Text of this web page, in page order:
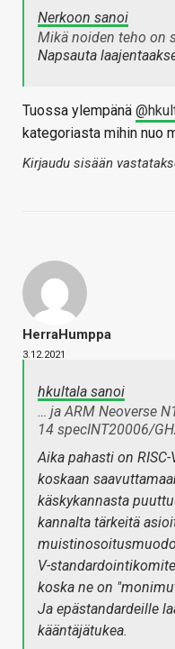
Nerkoon sanoi
Mikä noiden teho on
Napsauta
Tuossa ylempänä
kategoriasta mihin nuo
Kirjaudu sisään
HerraHumppa
3.12.2021
hkultala sanoi
… ja ARM Neoverse
14 specINT20006/
Aika pahasti on
koskaan
käskykannasta
kannalta tärkeitä
V-
koska ne on
Ja epästandardeille
kääntäjätukea.